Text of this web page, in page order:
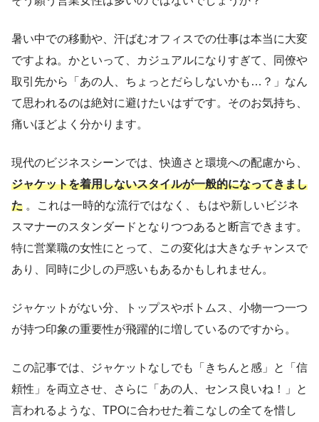
暑い中での移動や、汗ばむオフィスでの仕事は本当に大変
ですよね。かといって、カジュアルになりすぎて、同僚や
取引先から「あの人、ちょっとだらしないかも…？」なん
て思われるのは絶対に避けたいはずです。そのお気持ち、
痛いほどよく分かります。
現代のビジネスシーンでは、快適さと環境への配慮から、
ジャケットを着用しないスタイルが一般的になってきまし
た 。これは一時的な流行ではなく、もはや新しいビジネ
スマナーのスタンダードとなりつつあると断言できます。
特に営業職の女性にとって、この変化は大きなチャンスで
あり、同時に少しの戸惑いもあるかもしれません。
ジャケットがない分、トップスやボトムス、小物一つ一つ
が持つ印象の重要性が飛躍的に増しているのですから。
この記事では、ジャケットなしでも「きちんと感」と「信
頼性」を両立させ、さらに「あの人、センス良いね！」と
言われるような、TPOに合わせた着こなしの全てを惜し